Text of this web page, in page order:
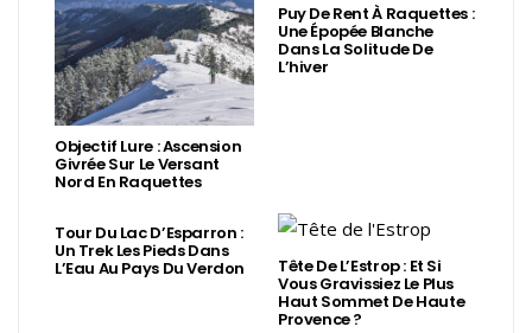
Objectif Lure : Ascension
Givrée Sur Le Versant
Nord En Raquettes
Puy De Rent À Raquettes :
Une Épopée Blanche
Dans La Solitude De
L’hiver
Tour Du Lac D’Esparron :
Un Trek Les Pieds Dans
L’Eau Au Pays Du Verdon Tête De L’Estrop : Et Si
Vous Gravissiez Le Plus
Haut Sommet De Haute
Provence ?